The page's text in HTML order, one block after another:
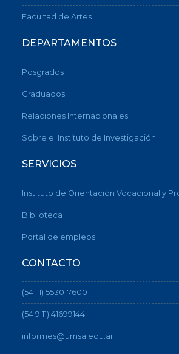
Facultad de Artes
DEPARTAMENTOS
Posgrados
Graduados
Relaciones Internacionales
Sobre el Instituto de Investigación
SERVICIOS
Instituto de Orientación Vocacional y
Biblioteca
Portal de empleos
CONTACTO
(54-11) 5530-7600
(54 9 11) 41699144
informes@umsa.edu.ar